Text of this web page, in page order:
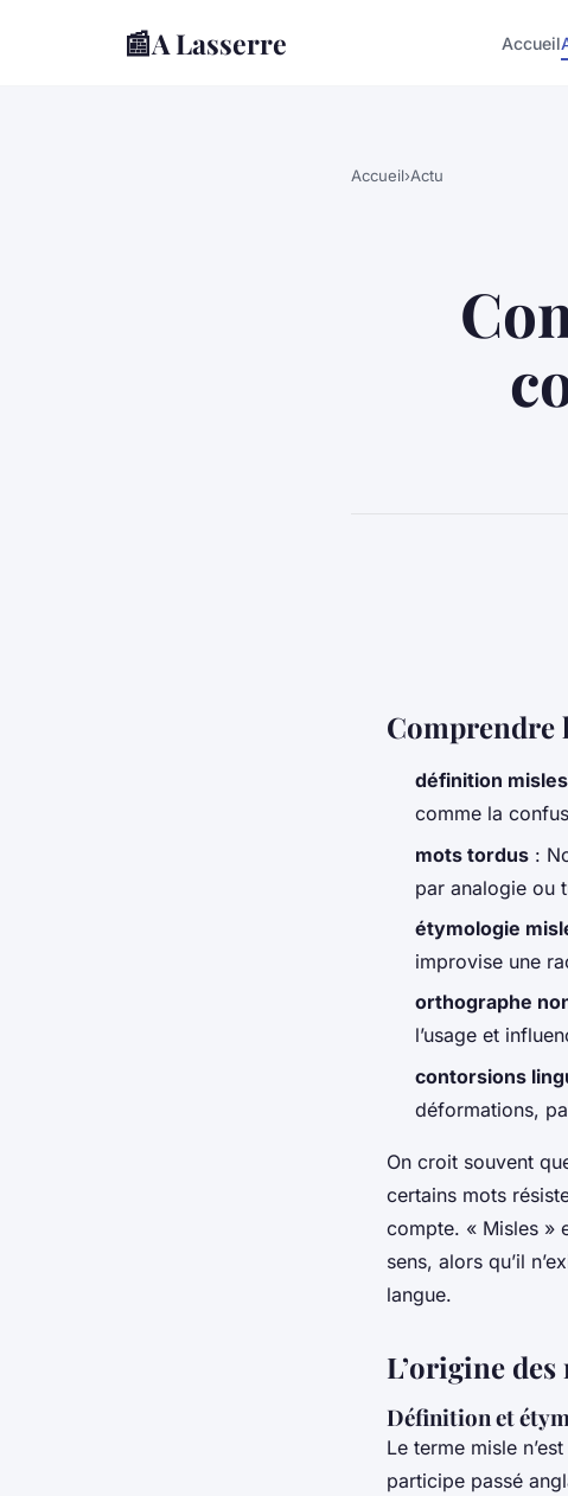
📰A Lasserre Accueil
Accueil›Actu
Comprendre
définition misles
comme la
mots tordus :
par analogie ou
étymologie
improvise une
orthographe
l’usage et
contorsions
déformations,
On croit souvent
certains mots
compte. « Misles »
sens, alors qu’il
langue.
L’origine
Définition et
Le terme misle
participe passé